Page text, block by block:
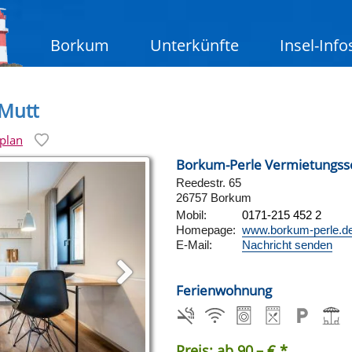
Borkum Unterkünfte Insel-
Borkum-Perle
Reedestr. 65
26757 Borkum
Mobil:
0171-215 452 2
Homepage: www.borkum-
E-Mail:
Nachricht senden
Ferienwohnung